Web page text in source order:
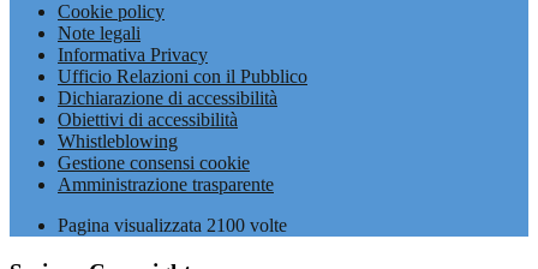
Cookie policy
Note legali
Informativa Privacy
Ufficio Relazioni con il Pubblico
Dichiarazione di accessibilità
Obiettivi di accessibilità
Whistleblowing
Gestione consensi cookie
Amministrazione trasparente
Pagina visualizzata 2100 volte